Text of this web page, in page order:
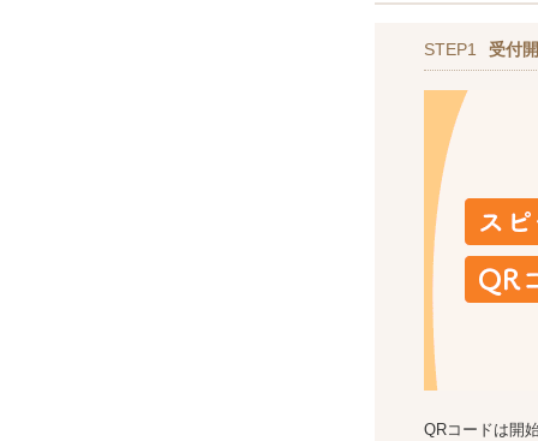
STEP1 受付
QRコードは開